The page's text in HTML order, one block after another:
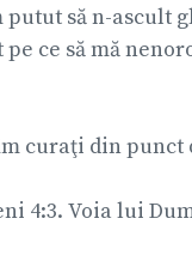
să n-ascult
pe ce să mă
curaţi din punct
4:3. Voia lui